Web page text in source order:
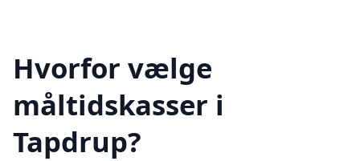
Hvorfor vælge
måltidskasser i
Tapdrup?